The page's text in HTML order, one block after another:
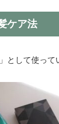
ケア法
として使って